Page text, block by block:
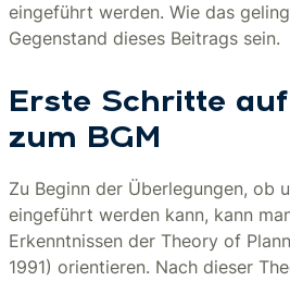
eingeführt werden. Wie das
Gegenstand dieses Beitrags sein.
Erste Schritte
zum BGM
Zu Beginn der Überlegungen, ob
eingeführt werden kann, kann
Erkenntnissen der Theory of
1991) orientieren. Nach dieser